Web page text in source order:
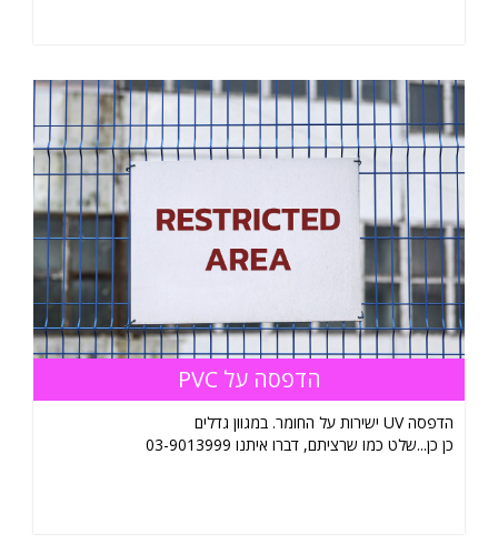
הדפסה על PVC
הדפסה UV ישירות על החומר. במגוון גדלים
כן כן...שלט כמו שרציתם, דברו איתנו 03-9013999